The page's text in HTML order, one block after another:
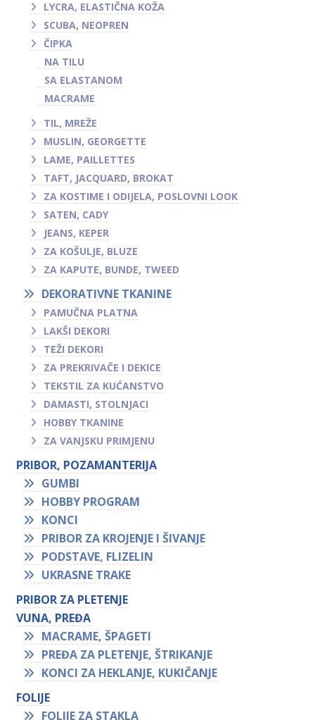
LYCRA, ELASTIČNA KOŽA
SCUBA, NEOPREN
ČIPKA
NA TILU
SA ELASTANOM
MACRAME
TIL, MREŽE
MUSLIN, GEORGETTE
LAME, PAILLETTES
TAFT, JACQUARD, BROKAT
ZA KOSTIME I ODIJELA, POSLOVNI LOOK
SATEN, CADY
JEANS, KEPER
ZA KOŠULJE, BLUZE
ZA KAPUTE, BUNDE, TWEED
DEKORATIVNE TKANINE
PAMUČNA PLATNA
LAKŠI DEKORI
TEŽI DEKORI
ZA PREKRIVAČE I DEKICE
TEKSTIL ZA KUĆANSTVO
DAMASTI, STOLNJACI
HOBBY TKANINE
ZA VANJSKU PRIMJENU
PRIBOR, POZAMANTERIJA
GUMBI
HOBBY PROGRAM
KONCI
PRIBOR ZA KROJENJE I ŠIVANJE
PODSTAVE, FLIZELIN
UKRASNE TRAKE
PRIBOR ZA PLETENJE
VUNA, PREĐA
MACRAME, ŠPAGETI
PREĐA ZA PLETENJE, ŠTRIKANJE
KONCI ZA HEKLANJE, KUKIČANJE
FOLIJE
FOLIJE ZA STAKLA